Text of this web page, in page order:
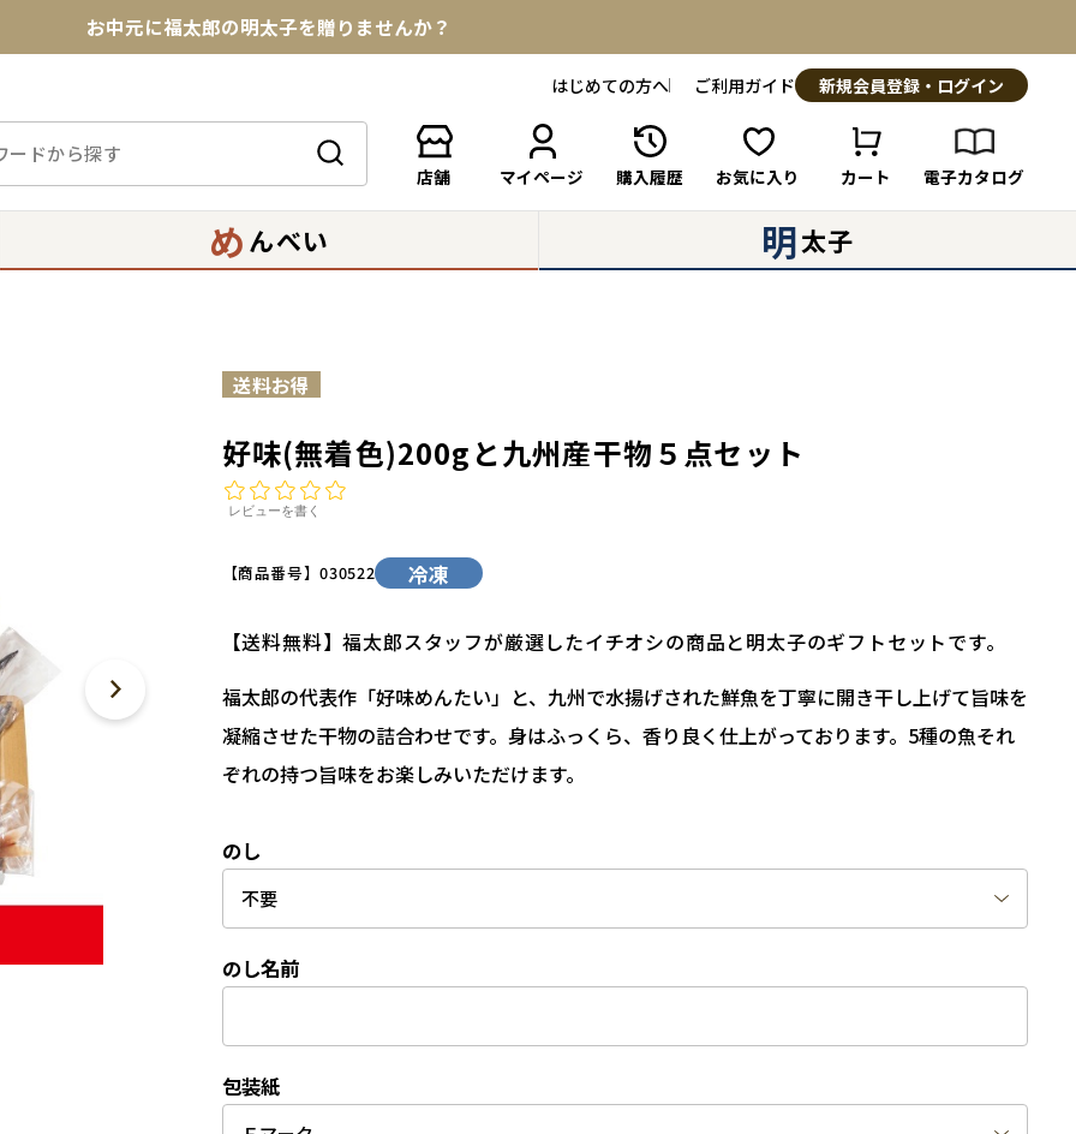
お中元に福太郎の明太子を贈りませんか？
【色々な味を試したい方へ】ポストイン！めんべい
送料全国一律770円！10,800円以上で送料無料
はじめての方へ ご利用ガイド 新規会員登録・ログイン
店舗 マイページ 購入履歴 お気に入り カート 電子カタログ
め んべい 明太子
好味(無着色)200gと九州産干物５点セット
レビューを書く
【商品番号】030522 冷凍
【送料無料】福太郎スタッフが厳選したイチオシの商品と明太子のギフトセットです。
福太郎の代表作「好味めんたい」と、九州で水揚げされた鮮魚を丁寧に開き干し上げて旨味を
凝縮させた干物の詰合わせです。身はふっくら、香り良く仕上がっております。5種の魚それ
ぞれの持つ旨味をお楽しみいただけます。
のし
のし名前
包装紙